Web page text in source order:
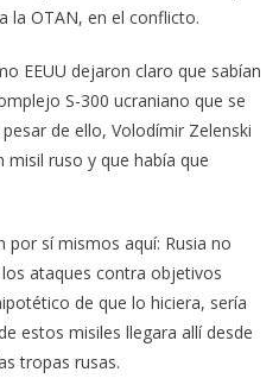
la OTAN, en el conflicto.
EEUU dejaron claro que sabían
S-300 ucraniano que se
de ello, Volodímir Zelenski
misil ruso y que había que
por sí mismos aquí: Rusia no
ataques contra objetivos
de que lo hiciera, sería
estos misiles llegara allí desde
tropas rusas.